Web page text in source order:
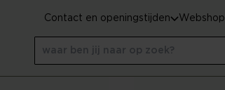
Contact en openingstijden Webshop